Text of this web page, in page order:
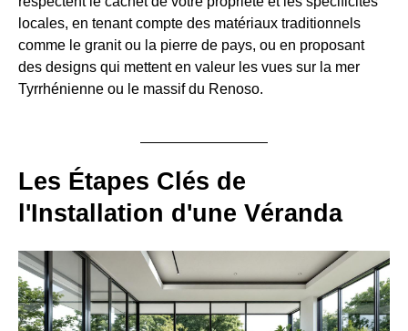
locales, en tenant compte des matériaux traditionnels
comme le granit ou la pierre de pays, ou en proposant
des designs qui mettent en valeur les vues sur la mer
Tyrrhénienne ou le massif du Renoso.
Les Étapes Clés de
l'Installation d'une Véranda